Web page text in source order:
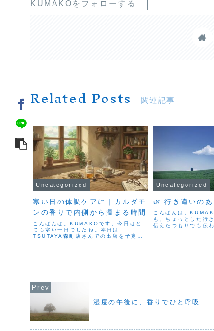
KUMAKOをフォローする
Related Posts 関連記事
Uncategorized
寒い日の体調ケアに｜カルダモ
ンの香りで内側から温まる時間
こんばんは。KUMAKOです。今日はと
ても寒い一日でしたね。本日は
TSUTAYA森町店さんでの出店を予定し
Uncategorized
🌿 行き違いの
こんばんは。
も、ちょっとした行
伝えたつもりでも伝
湿度の午後に、香りでひと呼吸